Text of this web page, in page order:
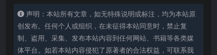
声明：本站所有文章，如无特殊说明或标注，均为本站原
创发布。任何个人或组织，在未征得本站同意时，禁止复
制、盗用、采集、发布本站内容到任何网站、书籍等各类媒
体平台。如若本站内容侵犯了原著者的合法权益，可联系我